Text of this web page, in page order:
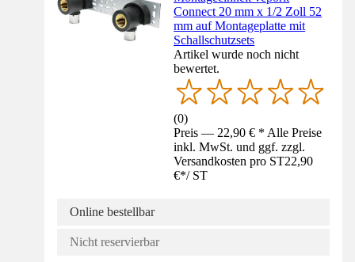
Connect 20 mm x 1/2 Zoll 52
mm auf Montageplatte mit
Schallschutzsets
Artikel wurde noch nicht
bewertet.
(0)
Preis — 22,90 € * Alle Preise
inkl. MwSt. und ggf. zzgl.
Versandkosten pro ST22,90
€*/ ST
Online bestellbar
Nicht reservierbar